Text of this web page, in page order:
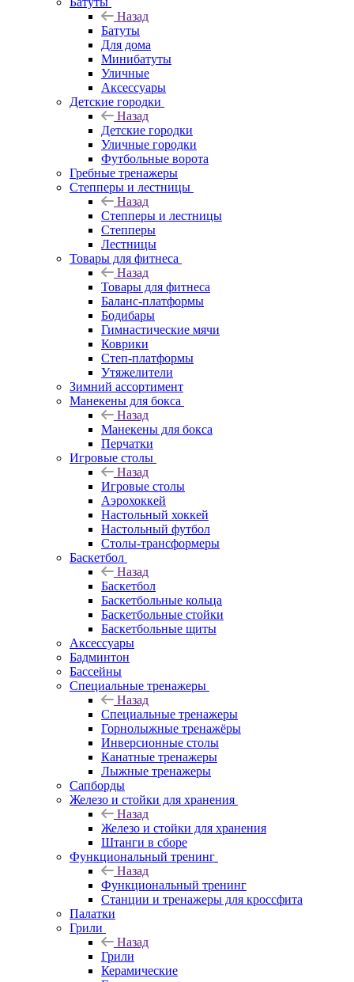
Назад
Батуты
Для дома
Минибатуты
Уличные
Аксессуары
Детские городки
Назад
Детские городки
Уличные городки
Футбольные ворота
Гребные тренажеры
Степперы и лестницы
Назад
Степперы и лестницы
Степперы
Лестницы
Товары для фитнеса
Назад
Товары для фитнеса
Баланс-платформы
Бодибары
Гимнастические мячи
Коврики
Степ-платформы
Утяжелители
Зимний ассортимент
Манекены для бокса
Назад
Манекены для бокса
Перчатки
Игровые столы
Назад
Игровые столы
Аэрохоккей
Настольный хоккей
Настольный футбол
Столы-трансформеры
Баскетбол
Назад
Баскетбол
Баскетбольные кольца
Баскетбольные стойки
Баскетбольные щиты
Аксессуары
Бадминтон
Бассейны
Специальные тренажеры
Назад
Специальные тренажеры
Горнолыжные тренажёры
Инверсионные столы
Канатные тренажеры
Лыжные тренажеры
Сапборды
Железо и стойки для хранения
Назад
Железо и стойки для хранения
Штанги в сборе
Функциональный тренинг
Назад
Функциональный тренинг
Станции и тренажеры для кроссфита
Палатки
Грили
Назад
Грили
Керамические